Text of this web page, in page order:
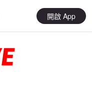
開啟 App